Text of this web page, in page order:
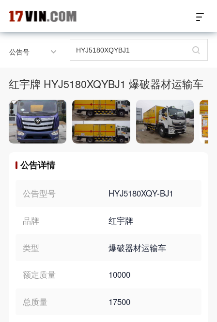
17VIN车架号查询首页
汽配产品车型适配
汽配产品电子目录
微信群智能客服
个性化私人定制
公告号
红宇牌 HYJ5180XQYBJ1 爆破器材运输车
公告详情
公告型号 HYJ5180XQY-BJ1
品牌 红宇牌
类型 爆破器材运输车
额定质量 10000
总质量 17500